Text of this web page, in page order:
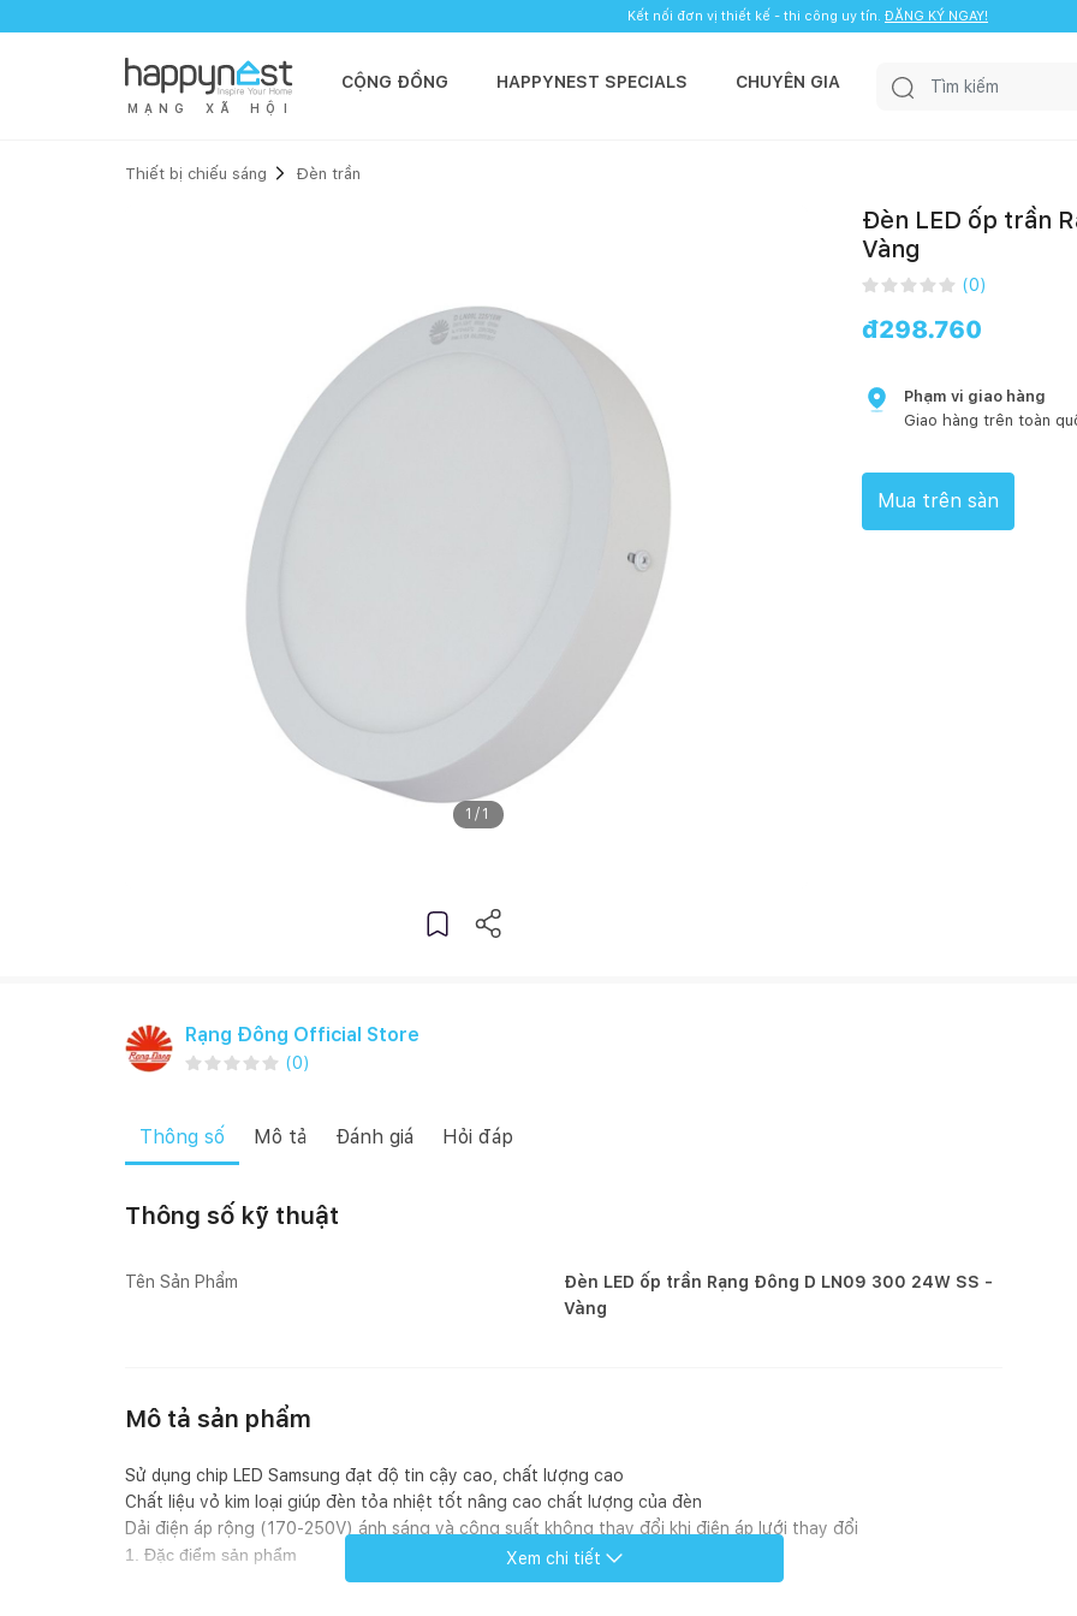
Kết nối đơn vị thiết kế - thi công uy tín. ĐĂNG KÝ NGAY!
M Ạ N G X Ã H Ộ I
CỘNG ĐỒNG HAPPYNEST SPECIALS CHUYÊN GIA
Thiết bị chiếu sáng Đèn trần
1 / 1
Đèn LED ốp trần
Vàng
(0)
đ298.760
Phạm vi giao hàng
Giao hàng trên toàn
Mua trên sàn
Rạng Đông Official Store
(0)
Thông số Mô tả Đánh giá Hỏi đáp
Thông số kỹ thuật
Tên Sản Phẩm
Đèn LED ốp trần Rạng Đông D LN09 300 24W SS -
Vàng
Mô tả sản phẩm
Sử dụng chip LED Samsung đạt độ tin cậy cao, chất lượng cao
Chất liệu vỏ kim loại giúp đèn tỏa nhiệt tốt nâng cao chất lượng của đèn
Dải điện áp rộng (170-250V) ánh sáng và công suất không thay đổi khi điện áp lưới thay đổi
1. Đặc điểm sản phẩm
Xem chi tiết